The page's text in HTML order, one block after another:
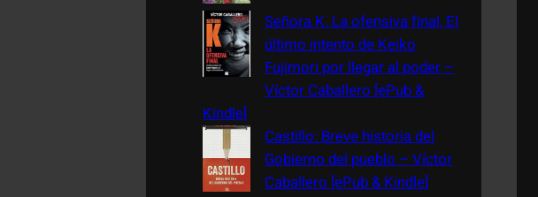
Señora K. La ofensiva final, El
último intento de Keiko
Fujimori por llegar al poder –
Víctor Caballero [ePub &
Kindle]
Castillo: Breve historia del
Gobierno del pueblo – Víctor
Caballero [ePub & Kindle]